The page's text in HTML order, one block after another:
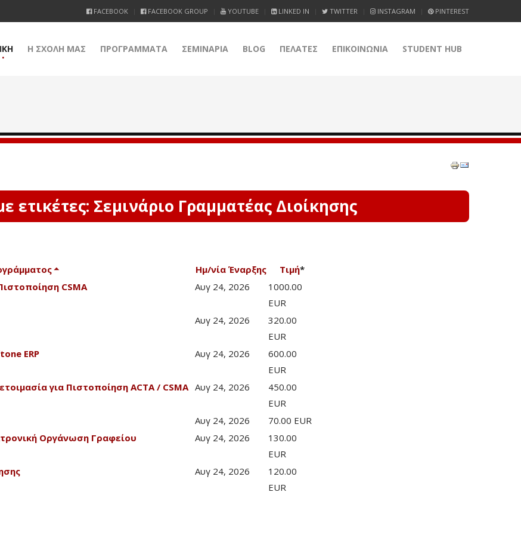
FACEBOOK FACEBOOK GROUP YOUTUBE LINKED IN TWITTER INSTAGRAM PINTEREST
Η ΣΧΟΛΗ ΜΑΣ ΠΡΟΓΡΑΜΜΑΤΑ ΣΕΜΙΝΑΡΙΑ BLOG ΠΕΛΑΤΕΣ ΕΠΙΚΟΙΝΩΝΙΑ STUDENT HUB
ετικέτες: Σεμινάριο Γραμματέας Διοίκησης
Ημ/νία Έναρξης Τιμή*
CSMA Αυγ 24, 2026
1000.00
EUR
Αυγ 24, 2026
320.00
EUR
ERP Αυγ 24, 2026
600.00
EUR
για Πιστοποίηση ACTA / CSMA Αυγ 24, 2026
450.00
EUR
Αυγ 24, 2026
70.00 EUR
Οργάνωση Γραφείου Αυγ 24, 2026
130.00
EUR
Αυγ 24, 2026
120.00
EUR